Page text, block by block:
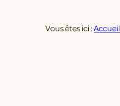
Vous êtes ici :Accueil